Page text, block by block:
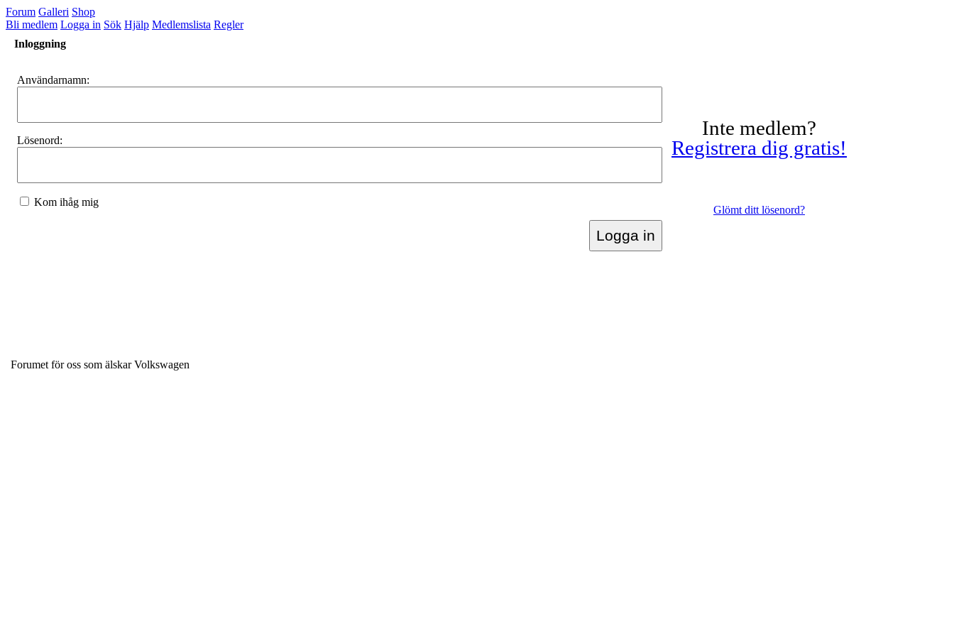
Forum Galleri Shop
Bli medlem Logga in Sök Hjälp Medlemslista Regler
Inloggning
Användarnamn:
Lösenord:
Kom ihåg mig
Inte medlem?
Registrera dig gratis!
Glömt ditt lösenord?
Forumet för oss som älskar Volkswagen